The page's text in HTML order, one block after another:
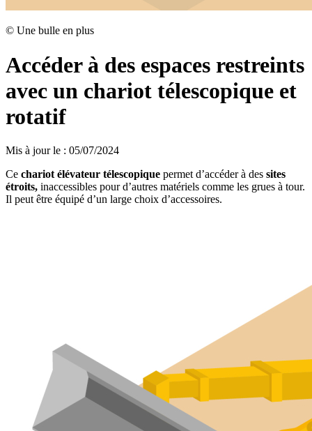
© Une bulle en plus
Accéder à des espaces restreints
avec un chariot télescopique et
rotatif
Mis à jour le : 05/07/2024
Ce chariot élévateur télescopique permet d’accéder à des sites
étroits, inaccessibles pour d’autres matériels comme les grues à tour.
Il peut être équipé d’un large choix d’accessoires.